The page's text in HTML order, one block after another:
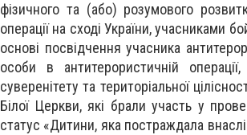
фізичного та (або) розумового
операції на сході України, учасниками
основі посвідчення учасника
особи в антитерористичній
суверенітету та територіальної
Білої Церкви, які брали участь у
статус «Дитини, яка постраждала